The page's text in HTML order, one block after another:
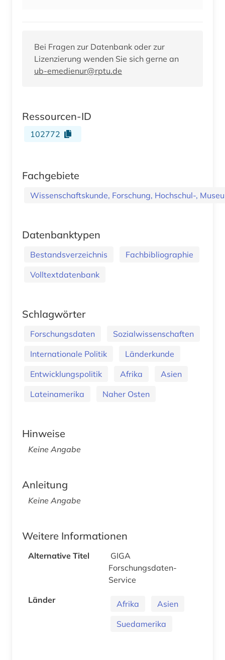
Bei Fragen zur Datenbank oder zur
Lizenzierung wenden Sie sich gerne an
ub-emedienur@rptu.de
Ressourcen-ID
102772
Fachgebiete
Wissenschaftskunde, Forschung, Hochschul-,
Datenbanktypen
Bestandsverzeichnis
Fachbibliographie
Volltextdatenbank
Schlagwörter
Forschungsdaten
Sozialwissenschaften
Internationale Politik
Länderkunde
Entwicklungspolitik
Afrika
Asien
Lateinamerika
Naher Osten
Hinweise
Keine Angabe
Anleitung
Keine Angabe
Weitere Informationen
Alternative Titel
GIGA
Forschungsdaten-
Service
Länder
Afrika
Asien
Suedamerika